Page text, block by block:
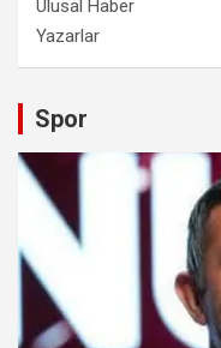
Ulusal Haber
Yazarlar
Spor